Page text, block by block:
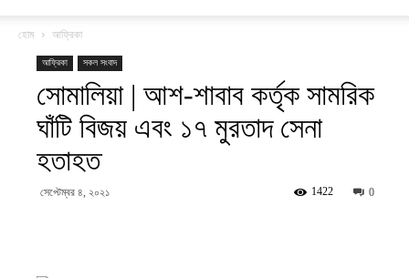
||
হোম আফ্রিকা
আফ্রিকা সকল সংবাদ
সোমালিয়া | আশ-শাবাব কর্তৃক সামরিক
ঘাঁটি বিজয় এবং ১৭ মুরতাদ সেনা
হতাহত
সেপ্টেম্বর ৪, ২০২১ 0
1422